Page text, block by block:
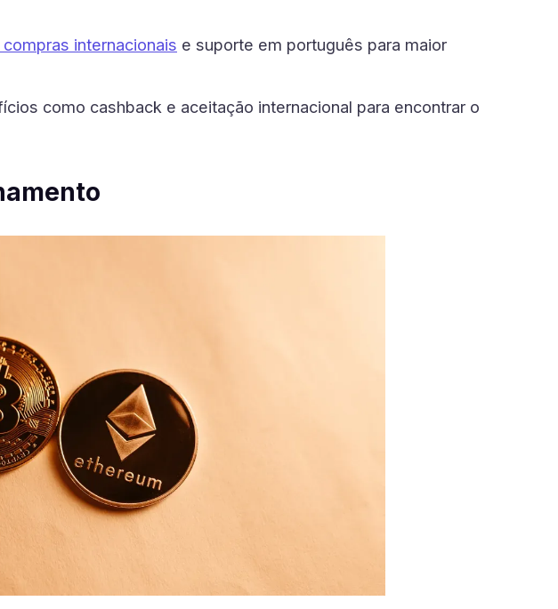
internacionais e suporte em português para maior
como cashback e aceitação internacional para encontrar o